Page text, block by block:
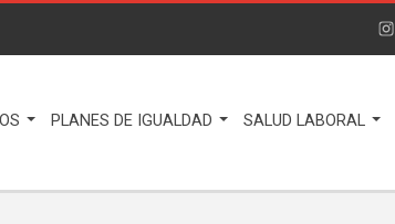
PLANES DE IGUALDAD SALUD LABORAL